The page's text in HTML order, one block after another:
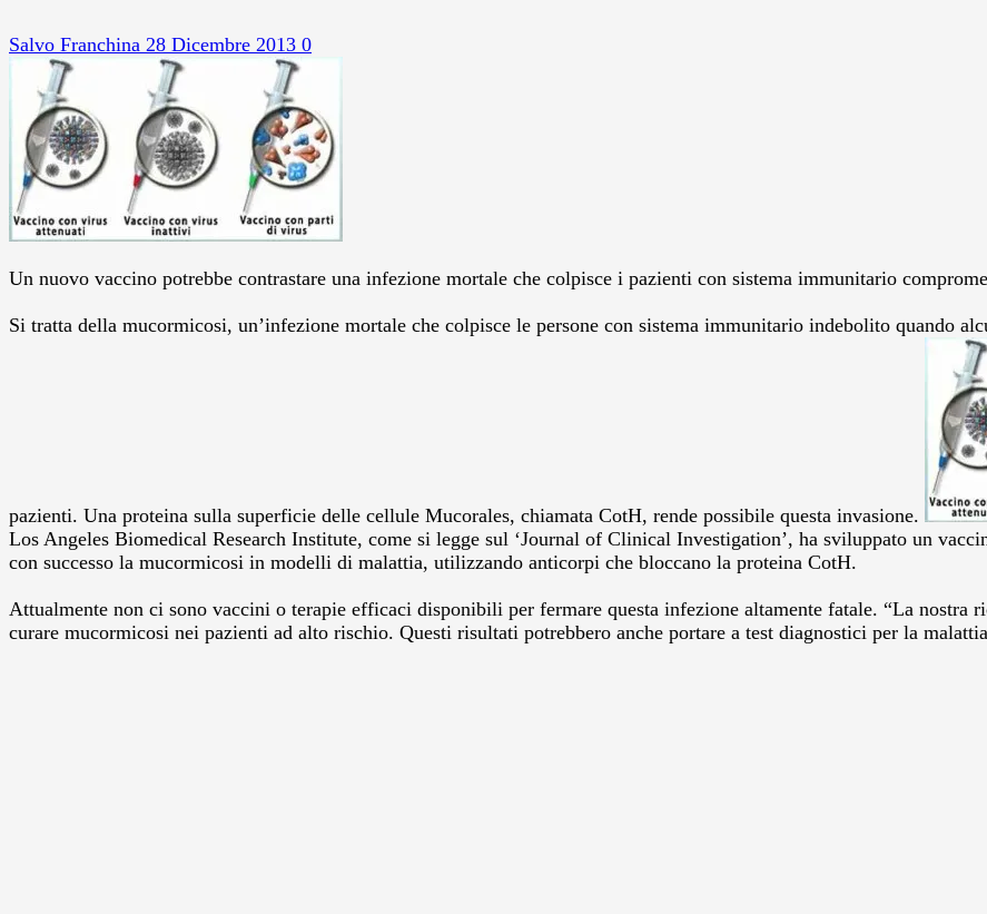
Salvo Franchina 28 Dicembre 2013 0
Un nuovo vaccino potrebbe contrastare una infezione mortale che colpisce i pazienti con sistema immunitario
Si tratta della mucormicosi, un’infezione mortale che colpisce le persone con sistema immunitario indebolito quando
pazienti. Una proteina sulla superficie delle cellule Mucorales, chiamata CotH, rende possibile questa invasione.
Los Angeles Biomedical Research Institute, come si legge sul ‘Journal of Clinical Investigation’, ha sviluppato un
con successo la mucormicosi in modelli di malattia, utilizzando anticorpi che bloccano la proteina CotH.
Attualmente non ci sono vaccini o terapie efficaci disponibili per fermare questa infezione altamente fatale. “La nostra
curare mucormicosi nei pazienti ad alto rischio. Questi risultati potrebbero anche portare a test diagnostici per la